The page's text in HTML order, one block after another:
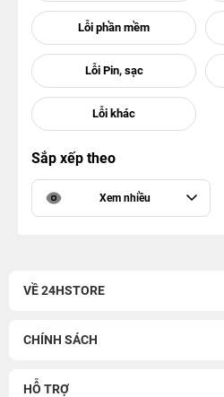
Sắp xếp theo
Xem nhiều
VỀ 24HSTORE
CHÍNH SÁCH
HỖ TRỢ